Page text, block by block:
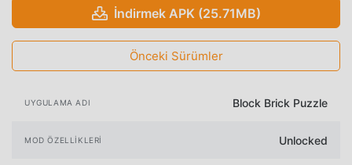
İndirmek APK (25.71MB)
Önceki Sürümler
UYGULAMA ADI Block Brick Puzzle
MOD ÖZELLIKLERI Unlocked